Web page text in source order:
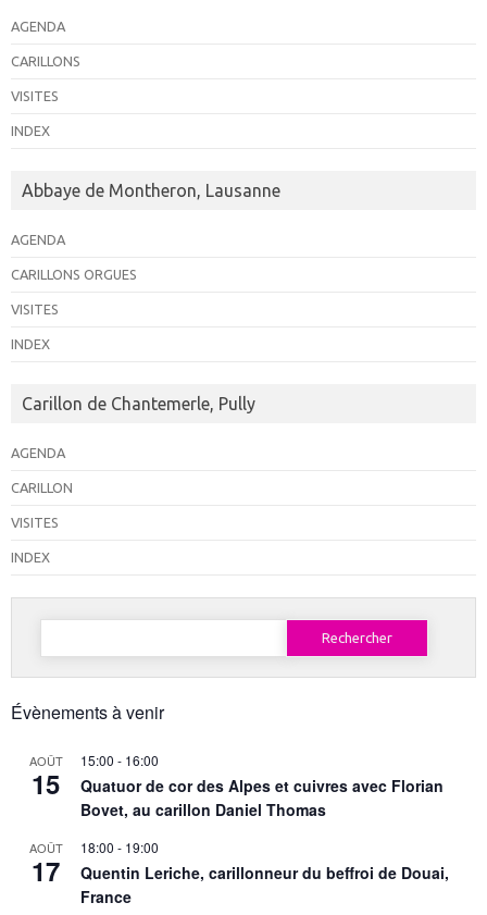
AGENDA
CARILLONS
VISITES
INDEX
Abbaye de Montheron, Lausanne
AGENDA
CARILLONS ORGUES
VISITES
INDEX
Carillon de Chantemerle, Pully
AGENDA
CARILLON
VISITES
INDEX
Rechercher :
Évènements à venir
AOÛT
15
15:00 - 16:00
Quatuor de cor des Alpes et cuivres avec Florian
Bovet, au carillon Daniel Thomas
AOÛT
17
18:00 - 19:00
Quentin Leriche, carillonneur du beffroi de Douai,
France